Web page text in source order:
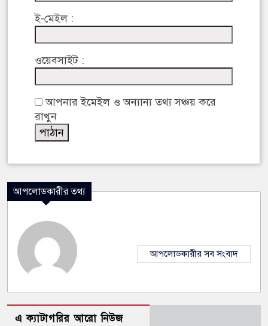
ই-মেইল :
ওয়েবসাইট :
আপনার ইমেইল ও অন্যান্য তথ্য সঞ্চয় করে
রাখুন
আপলোডকারীর তথ্য
আপলোডকারীর সব সংবাদ
এ ক্যাটাগরির আরো নিউজ